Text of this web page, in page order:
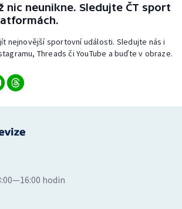
nic neunikne. Sledujte ČT sport
nejnovější sportovní události. Sledujte nás i
Threads či YouTube a buďte v obraze.
hodin